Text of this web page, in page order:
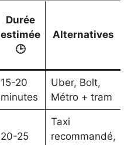
Durée
estimée
🕒
Alternatives
15-20
minutes
Uber, Bolt,
Métro + tram
20-25
Taxi
recommandé,